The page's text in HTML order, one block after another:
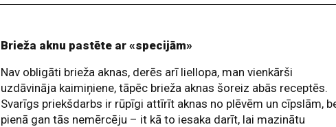
Brieža aknu pastēte ar «specijām»
Nav obligāti brieža aknas, derēs arī liellopa, man vienkārši
uzdāvināja kaimiņiene, tāpēc brieža aknas šoreiz abās receptēs.
Svarīgs priekšdarbs ir rūpīgi attīrīt aknas no plēvēm un cīpslām,
pienā gan tās nemērcēju – it kā to iesaka darīt, lai mazinātu